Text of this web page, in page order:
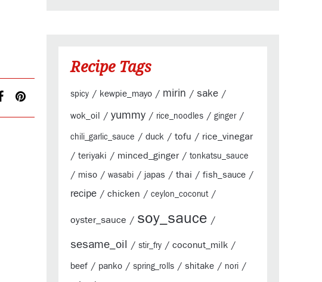
Recipe Tags
spicy / kewpie_mayo / mirin / sake /
wok_oil / yummy / rice_noodles / ginger/
chili_garlic_sauce / duck / tofu / rice_vinegar
/ teriyaki / minced_ginger/ tonkatsu_sauce
/ miso / wasabi / japas / thai / fish_sauce /
recipe / chicken / ceylon_coconut /
oyster_sauce / soy_sauce /
sesame_oil / stir_fry / coconut_milk /
beef / panko / spring_rolls / shitake / nori /